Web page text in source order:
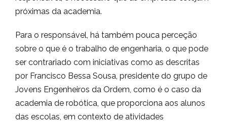
próximas da academia.
Para o responsável, há também pouca perceção
sobre o que é o trabalho de engenharia, o que pode
ser contrariado com iniciativas como as descritas
por Francisco Bessa Sousa, presidente do grupo de
Jovens Engenheiros da Ordem, como é o caso da
academia de robótica, que proporciona aos alunos
das escolas, em contexto de atividades